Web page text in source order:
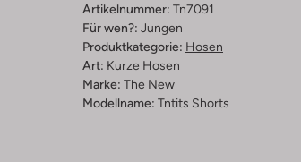
Artikelnummer: Tn7091
Für wen?: Jungen
Produktkategorie: Hosen
Art: Kurze Hosen
Marke: The New
Modellname: Tntits Shorts